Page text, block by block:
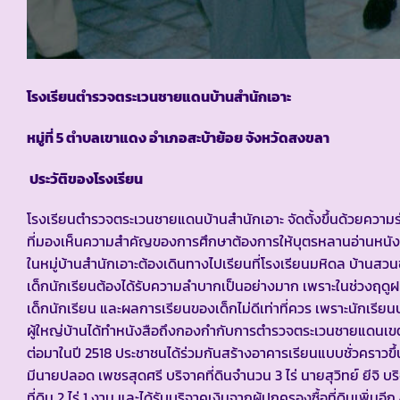
โรงเรียนตำรวจตระเวนชายแดนบ้านสำนักเอาะ
หมู่ที่ 5 ตำบลเขาแดง อำเภอสะบ้าย้อย จังหวัดสงขลา
ประวัติของโรงเรียน
โรงเรียนตำรวจตระเวนชายแดนบ้านสำนักเอาะ จัดตั้งขึ้นด้วยควา
ที่มองเห็นความสำคัญของการศึกษาต้องการให้บุตรหลานอ่านหนั
ในหมู่บ้านสำนักเอาะต้องเดินทางไปเรียนที่โรงเรียนมหิดล บ้านส
เด็กนักเรียนต้องได้รับความลำบากเป็นอย่างมาก เพราะในช่วงฤ
เด็กนักเรียน และผลการเรียนของเด็กไม่ดีเท่าที่ควร เพราะนักเ
ผู้ใหญ่บ้านได้ทำหนังสือถึงกองกำกับการตำรวจตระเวนชายแดนเ
ต่อมาในปี 2518 ประชาชนได้ร่วมกันสร้างอาคารเรียนแบบชั่วครา
มีนายปลอด เพชรสุดศรี บริจาคที่ดินจำนวน 3 ไร่ นายสุวิทย์ ยีจิ บ